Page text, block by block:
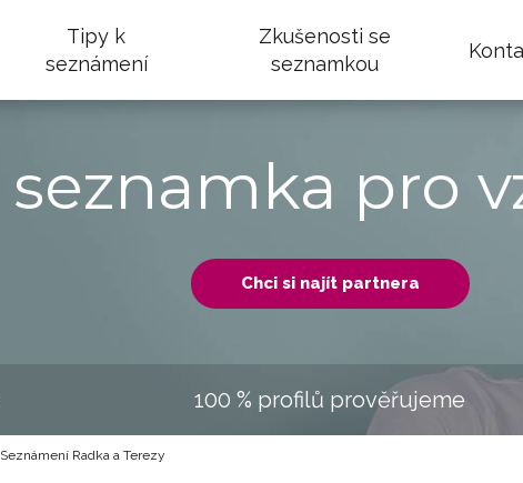
Tipy k
seznámení
Zkušenosti se
seznamkou
seznamka pro
Chci si najít partnera
100 % profilů prověřujeme
Seznámení Radka a Terezy